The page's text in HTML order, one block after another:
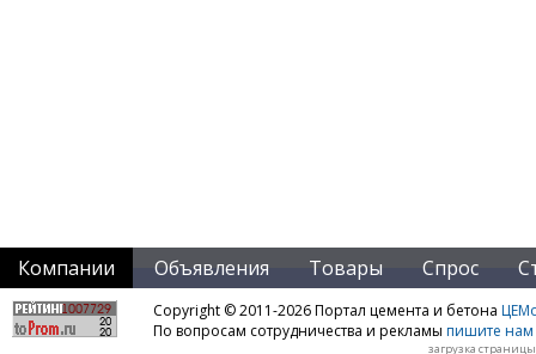
Компании Объявления Товары Спрос
Copyright © 2011-2026 Портал цемента и бетона
По вопросам сотрудничества и рекламы пишите нам
загрузка